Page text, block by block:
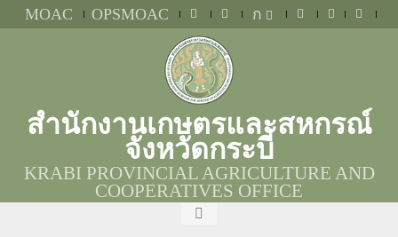
MOAC OPSMOAC ก
สำนักงานเกษตรและสหกรณ์
จังหวัดกระบี่
KRABI PROVINCIAL AGRICULTURE AND
COOPERATIVES OFFICE